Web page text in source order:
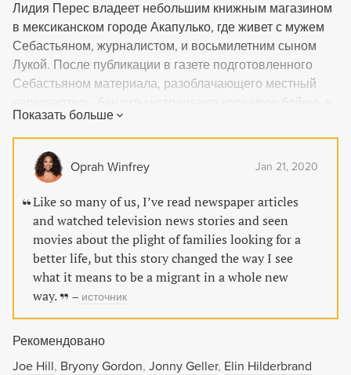
Лидия Перес владеет небольшим книжным магазином
в мексиканском городе Акапулько, где живет с мужем
Себастьяном, журналистом, и восьмилетним сыном
Лукой. После публикации в газете подготовленного
Себастьяном материала, разоблачающего местный
которой убивают всех родных и близких Лидии –
шестнадцать человек. В живых чудом остаются только
она и Лука. Понимая, что на них объявлена охота, мать
и сын бегут из Акапулько. Спасая свои жизни, они
направляются на север, к границе с Соединенными
Штатами. И вскоре понимают, что пережитый ими
кошмар – это только начало: дорога к новой жизни
потребует от них поистине нечеловеческих усилий.
Книга содержит ненормативную лексику.
Показать больше
Oprah Winfrey Jan 21, 2020
Like so many of us, I’ve read newspaper articles
and watched television news stories and seen
movies about the plight of families looking for a
better life, but this story changed the way I see
what it means to be a migrant in a whole new
way.
– источник
Рекомендовано
Joe Hill Bryony Gordon Jonny Geller Elin Hilderbrand